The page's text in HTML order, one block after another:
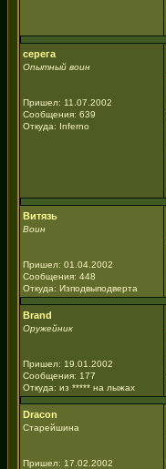
серега
Опытный воин
Пришел: 11.07.2002
Сообщения: 639
Откуда: Inferno
Витязь
Воин
Пришел: 01.04.2002
Сообщения: 448
Откуда: Изподвыподверта
Brand
Оружейник
Пришел: 19.01.2002
Сообщения: 177
Откуда: из ***** на лыжах
Dracon
Старейшина
Пришел: 17.02.2002